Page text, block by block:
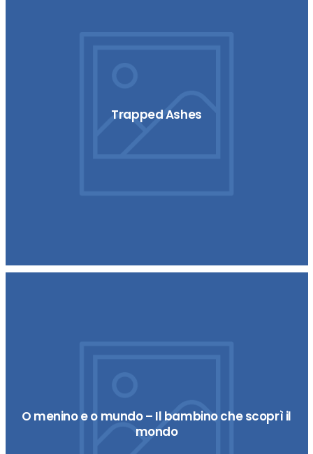
Trapped Ashes
O menino e o mundo – Il bambino che scoprì il
mondo